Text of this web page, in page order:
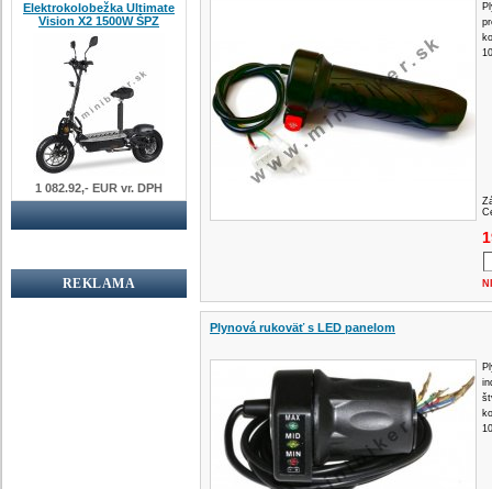
Elektrokolobežka Ultimate
Vision X2 1500W ŠPZ
1 082.92,- EUR vr. DPH
REKLAMA
Plynová rukoväť s LED panelom